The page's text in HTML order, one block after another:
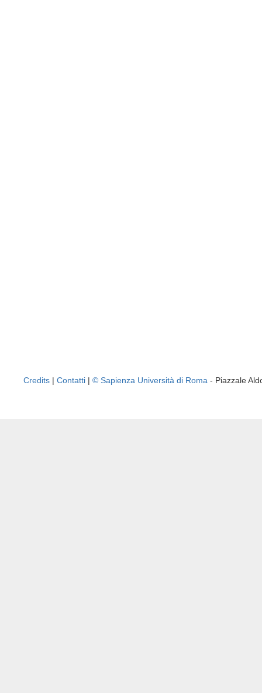
Credits | Contatti | © Sapienza Università di Roma - Piazzale